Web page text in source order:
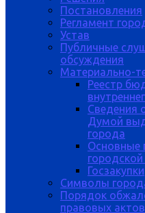
Постановления
Регламент
Устав
Публичные
обсуждения
Материально-
Реестр
Сведения
Думой
города
Основные
Госзакупки
Символы
Порядок
правовых актов